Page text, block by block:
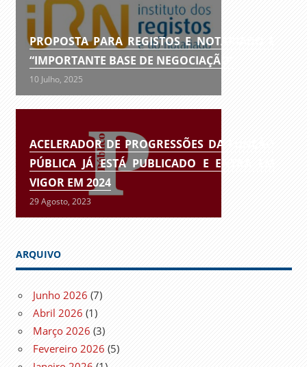
PROPOSTA PARA REGISTOS E NOTARIADO É
“IMPORTANTE BASE DE NEGOCIAÇÃO”
10 Julho, 2025
ACELERADOR DE PROGRESSÕES DA FUNÇÃO
PÚBLICA JÁ ESTÁ PUBLICADO E ENTRA EM
VIGOR EM 2024
29 Agosto, 2023
ARQUIVO
Junho 2026 (7)
Abril 2026 (1)
Março 2026 (3)
Fevereiro 2026 (5)